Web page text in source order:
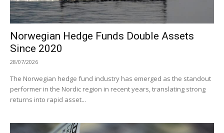
Norwegian Hedge Funds Double Assets
Since 2020
28/07/2026
The Norwegian hedge fund industry has emerged as the standout
performer in the Nordic region in recent years, translating strong
returns into rapid asset...